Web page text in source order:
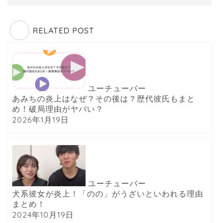
RELATED POST
ユーチューバー
あみちの炎上はなぜ？その後は？歴代彼氏もまと
め！破局理由がヤバい？
2026年1月19日
ユーチューバー
犬系彼女が炎上！「のの」がうざいといわれる理由
まとめ！
2024年10月19日